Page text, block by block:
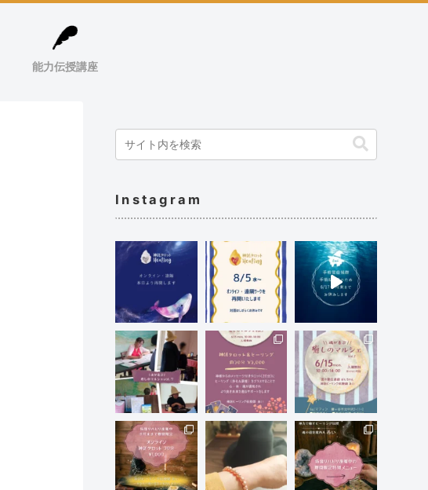
能力伝授講座
Instagram